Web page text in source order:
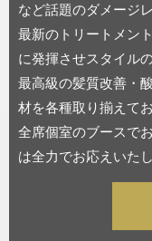
など話題のダメージ
最新のトリートメン
に発揮させスタイル
最高級の髪質改善・
材を各種取り揃えてお
全席個室のブースで
は全力でお応えいたし